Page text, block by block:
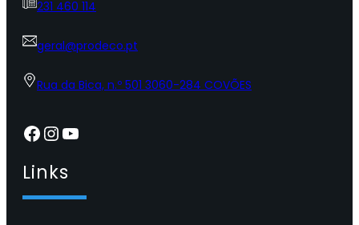
231 460 114
geral@prodeco.pt
Rua da Bica, n.º 501 3060-284 COVÕES
Facebook InstagramYouTube
Links